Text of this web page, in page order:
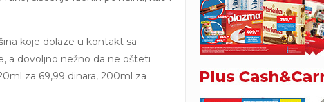
koje dolaze u kontakt sa
a dovoljno nežno da ne ošteti
za 69,99 dinara, 200ml za